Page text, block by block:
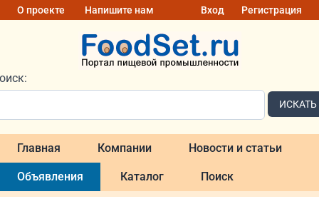
О проекте Напишите нам Вход Регистрация
ИСКАТЬ
Главная Компании Новости и статьи
Объявления Каталог Поиск